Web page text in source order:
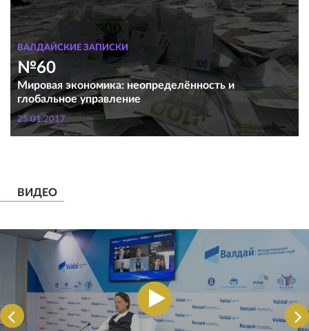
ВАЛДАЙСКИЕ ЗАПИСКИ
№60
Мировая экономика: неопределённость и
глобальное управление
25.01.2017
ВИДЕО